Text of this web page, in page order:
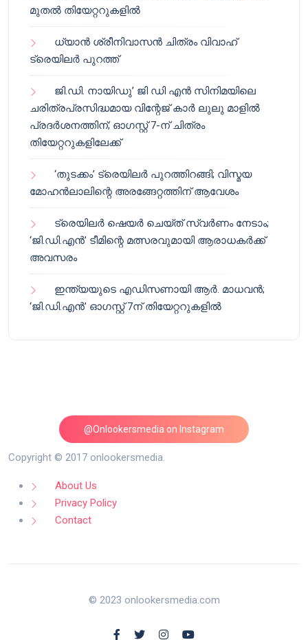
മുതൽ തിയേറ്ററുകളിൽ
ധ്യാൻ ശ്രീനിവാസൻ ചിത്രം വിവാഹ്
ട്രെയിലർ പുറത്ത്
ജി.ഡി. നായിഡു’ ജി ഡി എൻ സിനിമയിലെ
ചരിത്രപ്രസിദ്ധമായ വിന്റേജ് കാർ ലുലു മാളിൽ
പ്രദർശനത്തിന്; ഓഗസ്റ്റ് 7-ന് ചിത്രം
തിയേറ്ററുകളിലേക്ക്
‘തുടക്കം’ ട്രെയിലർ പുറത്തിറങ്ങി; വിസ്മയ
മോഹൻലാലിന്റെ അരങ്ങേറ്റത്തിന് ആവേശം
ട്രെയിലർ ഷെയർ ചെയ്‌ത് സ്വർണം നേടാം;
‘ജി.ഡി.എൻ’ ടീമിന്റെ മത്സരവുമായി ആരാധകർക്ക്
അവസരം
ഇന്ത്യയുടെ എഡിസണായി ആർ. മാധവൻ;
‘ജി.ഡി.എൻ’ ഓഗസ്റ്റ് 7ന് തിയേറ്ററുകളിൽ
@Onlookersmedia on Instagram
Follow on Instagram
Copyright © 2017 onlookersmedia.
About Us
Privacy Policy
Contact
© 2023 onlookersmedia.com